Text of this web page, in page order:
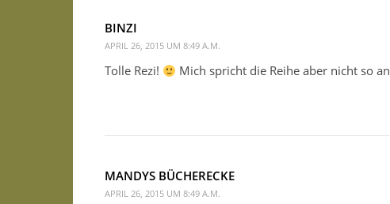
BINZI
APRIL 26, 2015 UM 8:49 A.M.
Tolle Rezi! Mich spricht die Reihe aber nicht so an
MANDYS BÜCHERECKE
APRIL 26, 2015 UM 8:49 A.M.